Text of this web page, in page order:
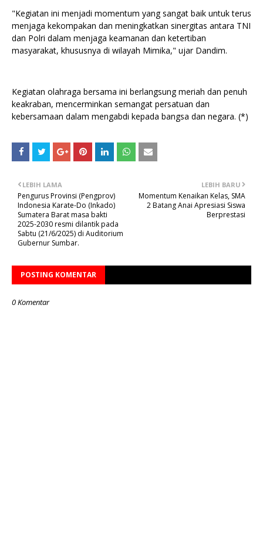
"Kegiatan ini menjadi momentum yang sangat baik untuk terus
menjaga kekompakan dan meningkatkan sinergitas antara TNI
dan Polri dalam menjaga keamanan dan ketertiban
masyarakat, khususnya di wilayah Mimika," ujar Dandim.
Kegiatan olahraga bersama ini berlangsung meriah dan penuh
keakraban, mencerminkan semangat persatuan dan
kebersamaan dalam mengabdi kepada bangsa dan negara. (*)
LEBIH BARU
Momentum Kenaikan Kelas, SMA
2 Batang Anai Apresiasi Siswa
Berprestasi
LEBIH LAMA
Pengurus Provinsi (Pengprov)
Indonesia Karate-Do (Inkado)
Sumatera Barat masa bakti
2025-2030 resmi dilantik pada
Sabtu (21/6/2025) di Auditorium
Gubernur Sumbar.
POSTING KOMENTAR
0 Komentar